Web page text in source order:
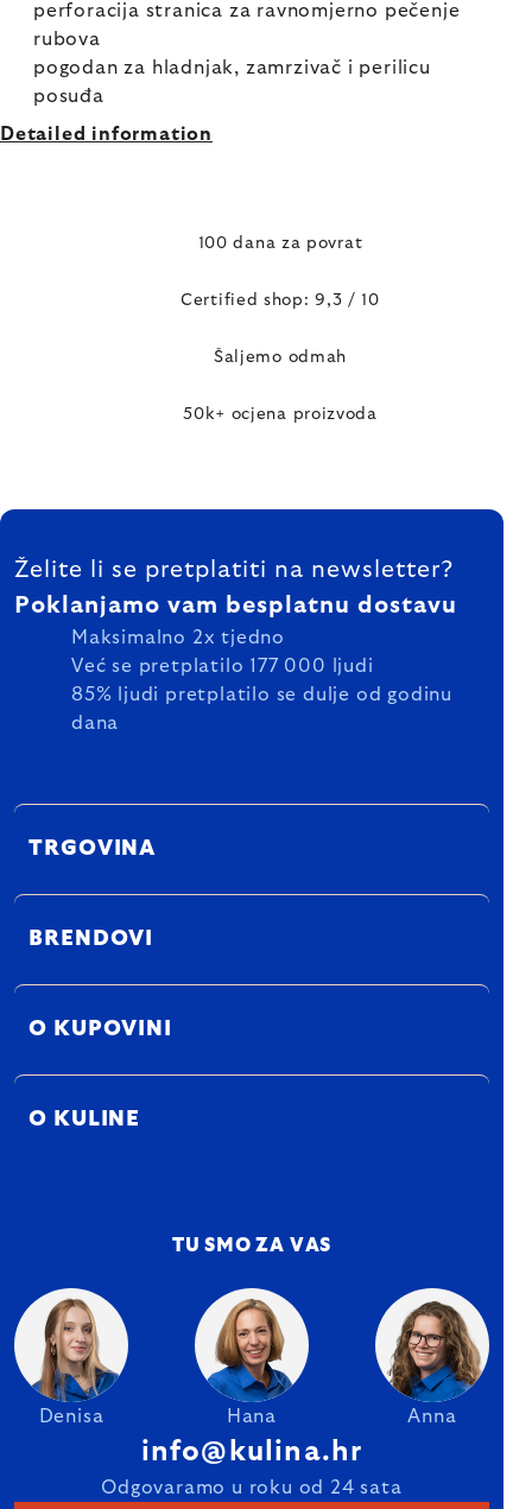
perforacija stranica za ravnomjerno pečenje
rubova
pogodan za hladnjak, zamrzivač i perilicu
posuđa
Detailed information
100 dana za povrat
Certified shop: 9,3 / 10
Šaljemo odmah
50k+ ocjena proizvoda
FOOTER
Želite li se pretplatiti na newsletter?
Poklanjamo vam besplatnu dostavu
Maksimalno 2x tjedno
Već se pretplatilo 177 000 ljudi
85% ljudi pretplatilo se dulje od godinu
dana
TRGOVINA
BRENDOVI
O KUPOVINI
O KULINE
TU SMO ZA VAS
Denisa Hana Anna
info@kulina.hr
Odgovaramo u roku od 24 sata